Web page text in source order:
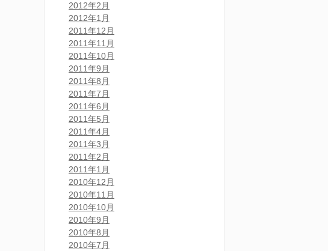
2012年2月
2012年1月
2011年12月
2011年11月
2011年10月
2011年9月
2011年8月
2011年7月
2011年6月
2011年5月
2011年4月
2011年3月
2011年2月
2011年1月
2010年12月
2010年11月
2010年10月
2010年9月
2010年8月
2010年7月